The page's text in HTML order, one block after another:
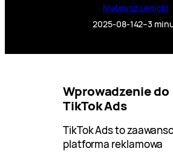
Mateusz Lenicki
2025-08-142–3
Wprowadzenie do
TikTok Ads
TikTok Ads to
platforma reklamowa